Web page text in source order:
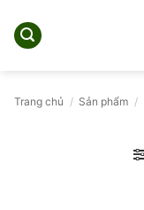
qua
Trang chủ / Sản phẩm /